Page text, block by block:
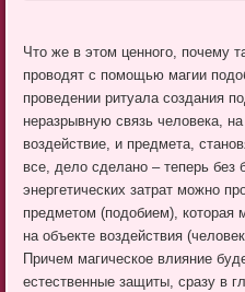
Что же в этом ценного, почему
проводят с помощью магии
проведении ритуала создания
неразрывную связь человека, на
воздействие, и предмета,
все, дело сделано – теперь
энергетических затрат можно
предметом (подобием), которая
на объекте воздействия
Причем магическое влияние
естественные защиты, сразу в